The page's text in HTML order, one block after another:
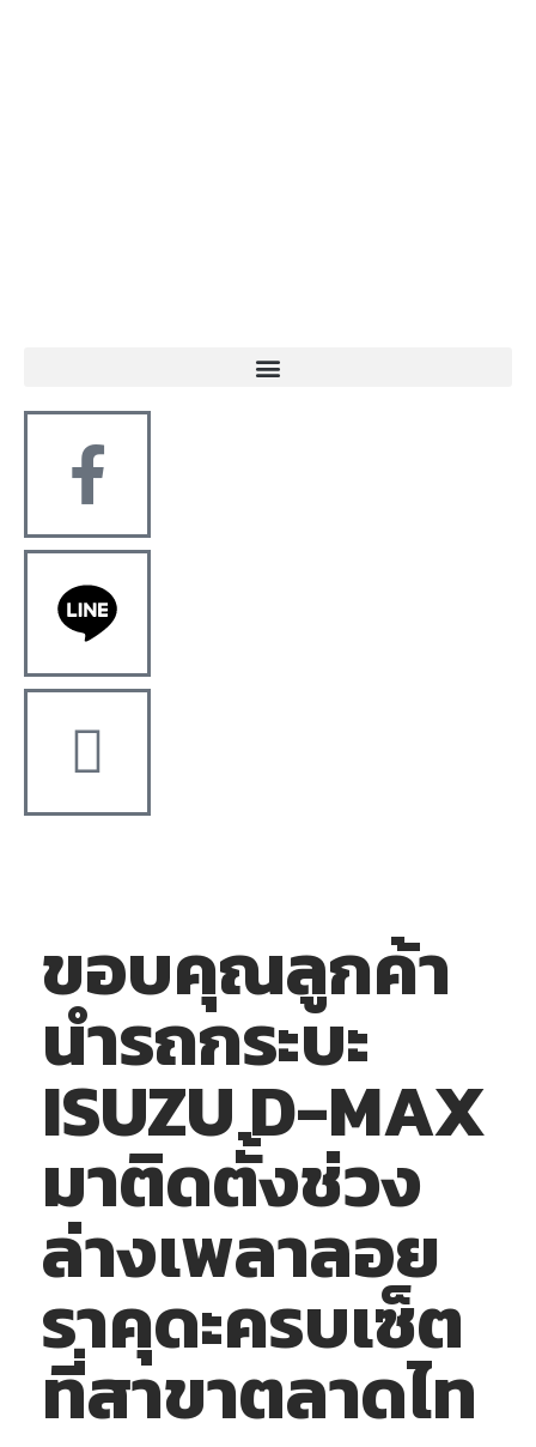
ขอบคุณลูกค้า
นำรถกระบะ
ISUZU D-MAX
มาติดตั้งช่วง
ล่างเพลาลอย
ราคุดะครบเซ็ต
ที่สาขาตลาดไท